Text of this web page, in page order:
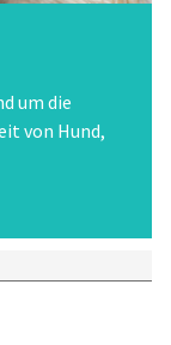
um die
von Hund,